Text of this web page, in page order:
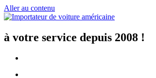
Aller au contenu
à votre service depuis 2008 !